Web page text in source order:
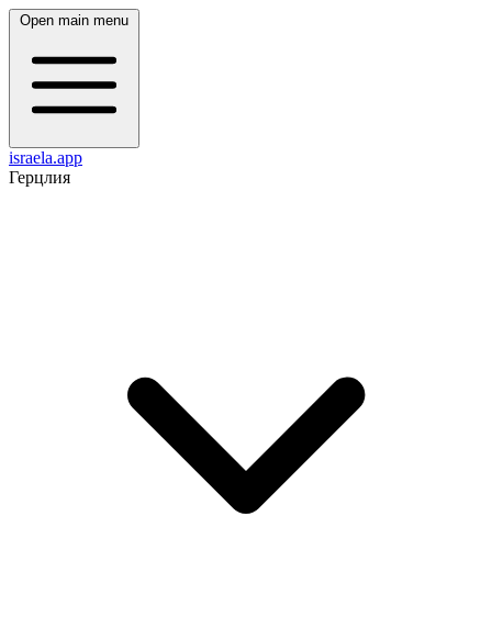
Open main menu
israela.app
Герцлия